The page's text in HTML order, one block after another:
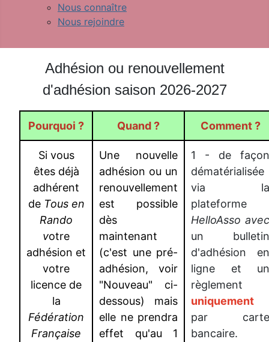
Nous connaître
Nous rejoindre
Adhésion ou renouvellement
d'adhésion saison 2026-2027
Pourquoi ? Quand ? Comment ?
Si vous
êtes déjà
adhérent
de Tous en
Rando
votre
adhésion et
votre
licence de
la
Fédération
Française
Une nouvelle
adhésion ou un
renouvellement
est possible
dès
maintenant
(c'est une pré-
adhésion, voir
"Nouveau" ci-
dessous) mais
elle ne prendra
effet qu'au 1
1 - de façon
dématérialisée
via la
plateforme
HelloAsso avec
un bulletin
d'adhésion en
ligne et un
règlement
uniquement
par carte
bancaire.